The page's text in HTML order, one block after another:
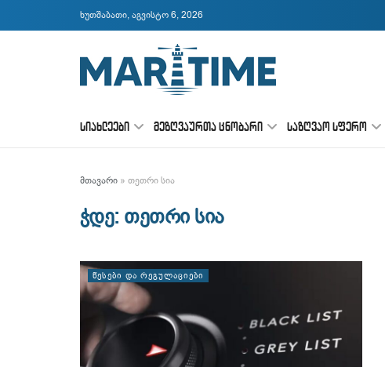
ხუთშაბათი, აგვისტო 6, 2026
ᲡᲘᲐᲮᲚᲔᲔᲑᲘ ᲛᲔᲖᲦᲕᲐᲣᲠᲗᲐ ᲪᲜᲝᲑᲐᲠᲘ ᲡᲐᲖᲦᲕᲐᲝ ᲡᲤᲔᲠᲝ
მთავარი » თეთრი სია
ჭდე: თეთრი სია
ᲬᲔᲡᲔᲑᲘ ᲓᲐ ᲠᲔᲒᲣᲚᲐᲪᲘᲔᲑᲘ